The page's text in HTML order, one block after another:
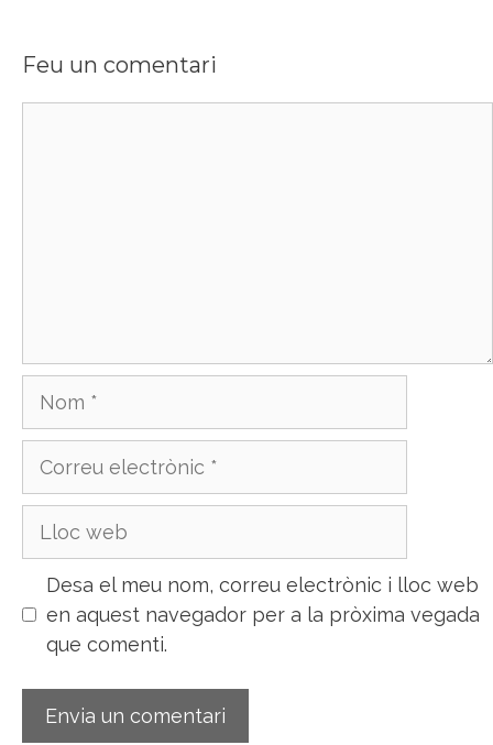
Feu un comentari
Nom
Correu
Lloc
Desa el meu nom, correu electrònic i lloc web
en aquest navegador per a la pròxima vegada
que comenti.